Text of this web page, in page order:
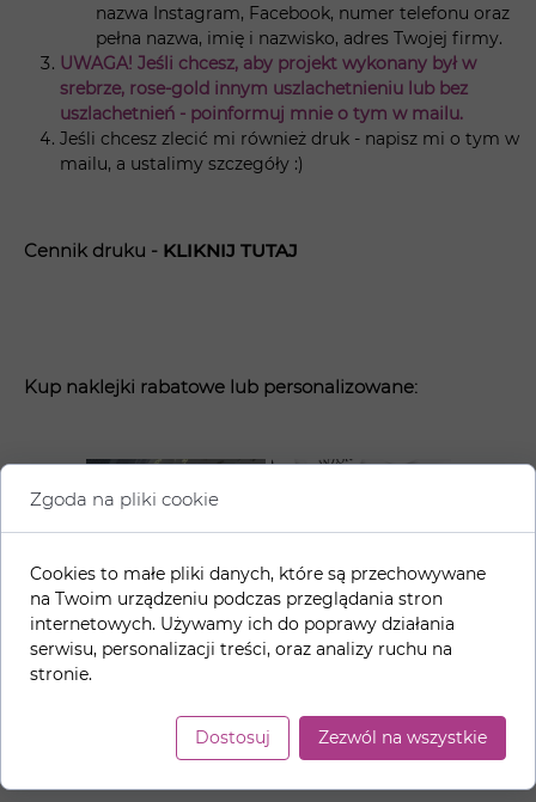
nazwa Instagram, Facebook, numer telefonu oraz
pełna nazwa, imię i nazwisko, adres Twojej firmy.
UWAGA! Jeśli chcesz, aby projekt wykonany był w
srebrze, rose-gold innym uszlachetnieniu lub bez
uszlachetnień - poinformuj mnie o tym w mailu.
Jeśli chcesz zlecić mi również druk - napisz mi o tym w
mailu, a ustalimy szczegóły :)
Cennik druku - KLIKNIJ TUTAJ
Kup naklejki rabatowe lub personalizowane:
Naklejki
Projekt
personalizacja
Zgoda na pliki cookie
Cookies to małe pliki danych, które są przechowywane
na Twoim urządzeniu podczas przeglądania stron
internetowych. Używamy ich do poprawy działania
serwisu, personalizacji treści, oraz analizy ruchu na
stronie.
Dostosuj Zezwól na wszystkie